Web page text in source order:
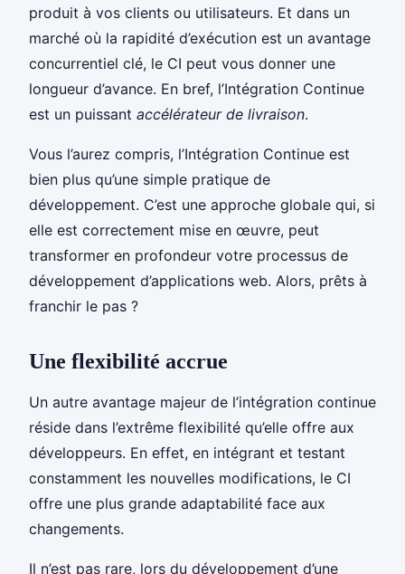
produit à vos clients ou utilisateurs. Et dans un
marché où la rapidité d’exécution est un avantage
concurrentiel clé, le CI peut vous donner une
longueur d’avance. En bref, l’Intégration Continue
est un puissant accélérateur de livraison.
Vous l’aurez compris, l’Intégration Continue est
bien plus qu’une simple pratique de
développement. C’est une approche globale qui, si
elle est correctement mise en œuvre, peut
transformer en profondeur votre processus de
développement d’applications web. Alors, prêts à
franchir le pas ?
Une flexibilité accrue
Un autre avantage majeur de l’intégration continue
réside dans l’extrême flexibilité qu’elle offre aux
développeurs. En effet, en intégrant et testant
constamment les nouvelles modifications, le CI
offre une plus grande adaptabilité face aux
changements.
Il n’est pas rare, lors du développement d’une